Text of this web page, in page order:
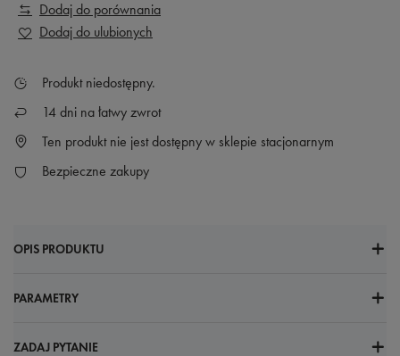
Dodaj do porównania
Dodaj do ulubionych
Produkt niedostępny
14 dni na łatwy zwrot
Ten produkt nie jest dostępny w sklepie stacjonarnym
Bezpieczne zakupy
OPIS PRODUKTU
PARAMETRY
ZADAJ PYTANIE